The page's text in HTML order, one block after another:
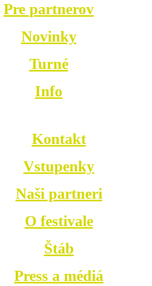
Pre partnerov
Novinky
Turné
Info
Kontakt
Vstupenky
Naši partneri
O festivale
Štáb
Press a médiá